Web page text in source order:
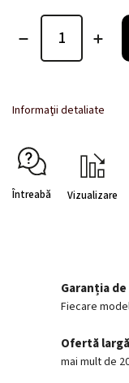
Informaţii detaliate
Întreabă Vizualizare
Garanția
Fiecare
Ofertă largă
mai mult de